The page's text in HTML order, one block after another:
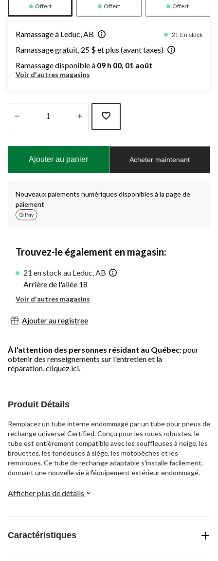
Offert Offert Offert
Ramassage à Leduc, AB 21 En stock
Ramassage gratuit, 25 $ et plus (avant taxes)
Ramassage disponible à 09 h 00, 01 août
Voir d'autres magasins
à
Ajouter au panier Acheter maintenant
Nouveaux paiements numériques disponibles à la page de
paiement
Trouvez-le également en magasin:
21 en stock au Leduc, AB
Arrière de l'allée 18
Voir d'autres magasins
Ajouter au registree
À l'attention des personnes résidant au Québec: pour
obtenir des renseignements sur l'entretien et la
réparation,cliquez ici.
Produit Détails
Remplacez un tube interne endommagé par un tube pour pneus de
rechange universel Certified. Conçu pour les roues robustes, le
tube est entièrement compatible avec les souffleuses à neige, les
brouettes, les tondeuses à siège, les motobêches et les
remorques. Ce tube de rechange adaptable s'installe facilement,
donnant une nouvelle vie à l'équipement extérieur endommagé.
Afficher plus de détails
Caractéristiques